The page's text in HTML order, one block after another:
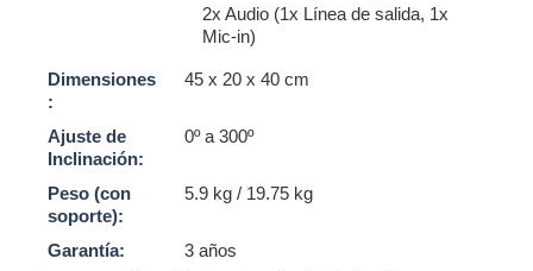
2x Audio (1x Línea de salida, 1x
Mic-in)
Dimensiones
:
45 x 20 x 40 cm
Ajuste de
Inclinación:
0º a 300º
Peso (con
soporte):
5.9 kg / 19.75 kg
Garantía:
3 años